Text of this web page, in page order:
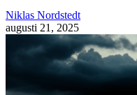
Niklas Nordstedt
augusti 21, 2025